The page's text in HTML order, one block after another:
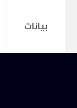
بيانات